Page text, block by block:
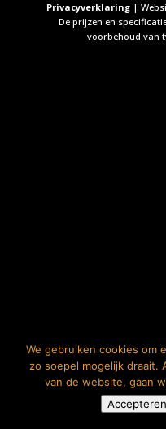
Privacyverklaring |
De prijzen en
voorbehoud van
We gebruiken cookies om
zo soepel mogelijk draait.
van de website, gaan
Accepteren